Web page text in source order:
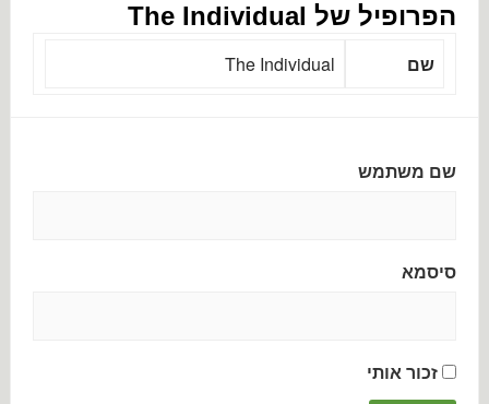
הפרופיל של The Individual
שם The Individual
שם משתמש
סיסמא
זכור אותי